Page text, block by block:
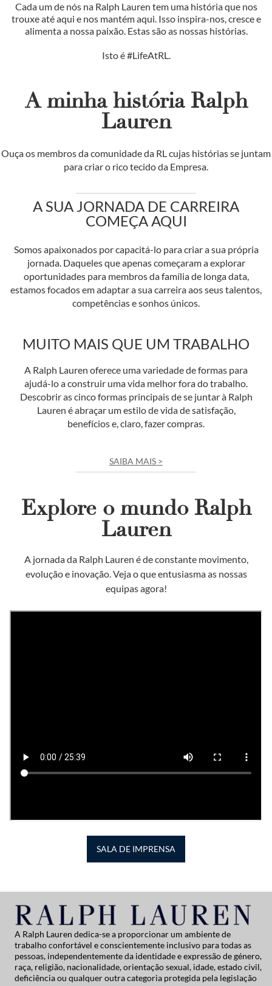
Cada um de nós na Ralph Lauren tem uma história que nos
trouxe até aqui e nos mantém aqui. Isso inspira-nos, cresce e
alimenta a nossa paixão. Estas são as nossas histórias.
Isto é #LifeAtRL.
A minha história Ralph
Lauren
Ouça os membros da comunidade da RL cujas histórias se juntam
para criar o rico tecido da Empresa.
A SUA JORNADA DE CARREIRA
COMEÇA AQUI
Somos apaixonados por capacitá-lo para criar a sua própria
jornada. Daqueles que apenas começaram a explorar
oportunidades para membros da família de longa data,
estamos focados em adaptar a sua carreira aos seus talentos,
competências e sonhos únicos.
MUITO MAIS QUE UM TRABALHO
A Ralph Lauren oferece uma variedade de formas para
ajudá-lo a construir uma vida melhor fora do trabalho.
Descobrir as cinco formas principais de se juntar à Ralph
Lauren é abraçar um estilo de vida de satisfação,
benefícios e, claro, fazer compras.
SAIBA MAIS >
Explore o mundo Ralph
Lauren
A jornada da Ralph Lauren é de constante movimento,
evolução e inovação. Veja o que entusiasma as nossas
equipas agora!
SALA DE IMPRENSA
A Ralph Lauren dedica-se a proporcionar um ambiente de
trabalho confortável e conscientemente inclusivo para todas as
pessoas, independentemente da identidade e expressão de género,
raça, religião, nacionalidade, orientação sexual, idade, estado civil,
deficiência ou qualquer outra categoria protegida pela legislação